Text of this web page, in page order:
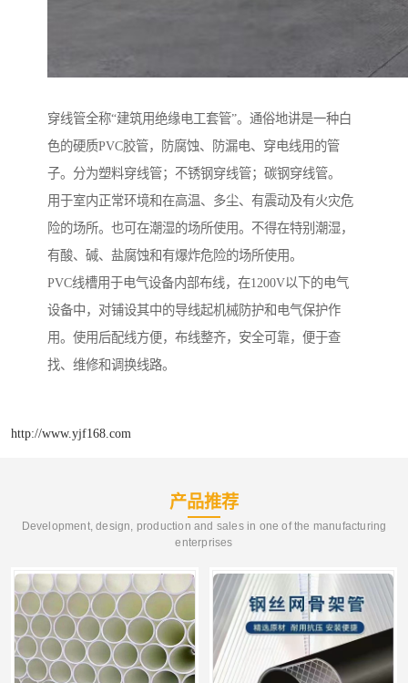
穿线管全称“建筑用绝缘电工套管”。通俗地讲是一种白
色的硬质PVC胶管，防腐蚀、防漏电、穿电线用的管
子。分为塑料穿线管；不锈钢穿线管；碳钢穿线管。
用于室内正常环境和在高温、多尘、有震动及有火灾危
险的场所。也可在潮湿的场所使用。不得在特别潮湿，
有酸、碱、盐腐蚀和有爆炸危险的场所使用。
PVC线槽用于电气设备内部布线，在1200V以下的电气
设备中，对铺设其中的导线起机械防护和电气保护作
用。使用后配线方便，布线整齐，安全可靠，便于查
找、维修和调换线路。
http://www.yjf168.com
产品推荐
Development, design, production and sales in one of the manufacturing
enterprises